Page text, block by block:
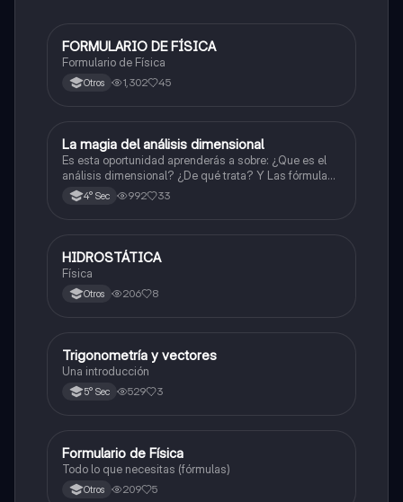
Física
FORMULARIO DE FÍSICA
Formulario de Física
Otros 1,302 45
Física
La magia del análisis dimensional
Es esta oportunidad aprenderás a sobre: ¿Que es el
análisis dimensional? ¿De qué trata? Y Las fórmulas
de las magnitudes fundamentales y derivadas.
4° Sec 992 33
Física
HIDROSTÁTICA
Física
Otros 206 8
Física
Trigonometría y vectores
Una introducción
5° Sec 529 3
Física
Formulario de Física
Todo lo que necesitas (fórmulas)
Otros 209 5